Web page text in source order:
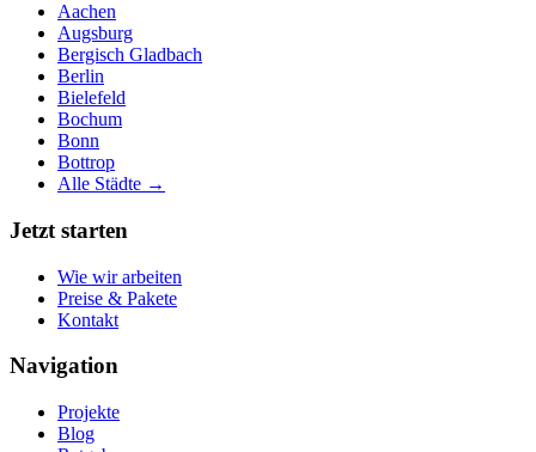
Aachen
Augsburg
Bergisch Gladbach
Berlin
Bielefeld
Bochum
Bonn
Bottrop
Alle Städte →
Jetzt starten
Wie wir arbeiten
Preise & Pakete
Kontakt
Navigation
Projekte
Blog